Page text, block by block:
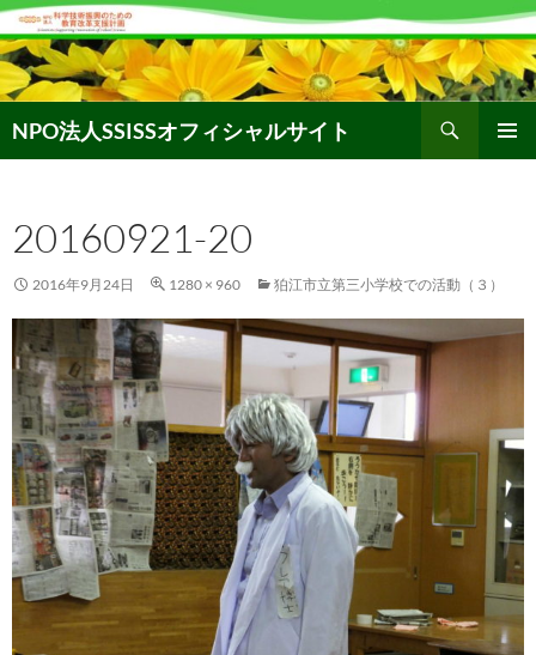
コ
ン
テ
ン
ツ
へ
ッ
NPO法人SSISSオフィシャルサイト
索
20160921-20
2016年9月24日 1280 × 960 狛江市立第三小学校での活動（３）